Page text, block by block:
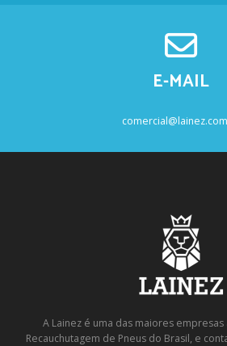
E-MAIL
A Lainez é uma das maiores
Recauchutagem de Pneus do Brasil, e